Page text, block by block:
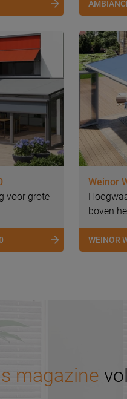
voor grote
Weinor
boven
WEINOR
magazine